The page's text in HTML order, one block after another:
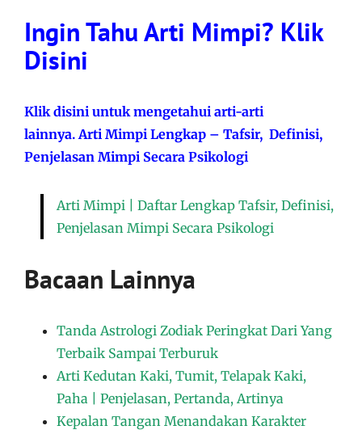
Ingin Tahu Arti Mimpi? Klik
Disini
Klik disini untuk mengetahui arti-arti
lainnya. Arti Mimpi Lengkap – Tafsir, Definisi,
Penjelasan Mimpi Secara Psikologi
Arti Mimpi | Daftar Lengkap Tafsir, Definisi,
Penjelasan Mimpi Secara Psikologi
Bacaan Lainnya
Tanda Astrologi Zodiak Peringkat Dari Yang
Terbaik Sampai Terburuk
Arti Kedutan Kaki, Tumit, Telapak Kaki,
Paha | Penjelasan, Pertanda, Artinya
Kepalan Tangan Menandakan Karakter